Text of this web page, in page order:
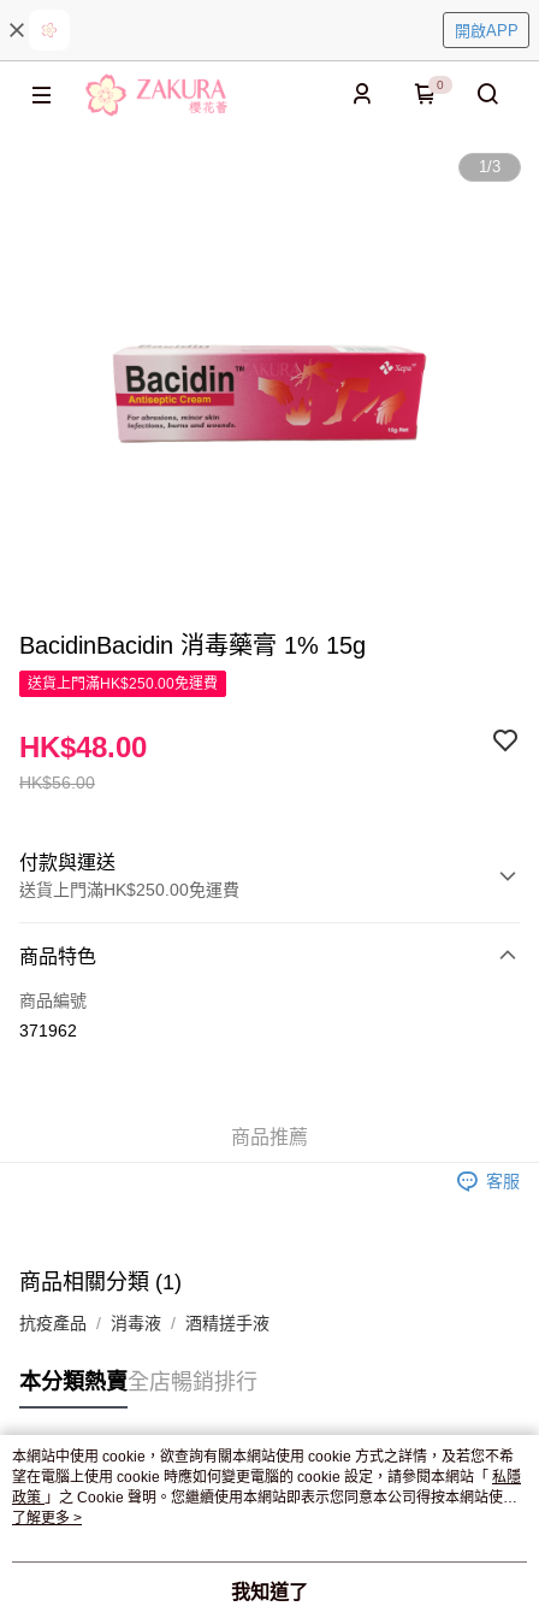
開啟APP
0
1/3
BacidinBacidin 消毒藥膏 1% 15g
送貨上門滿HK$250.00免運費
HK$56.00
HK$48.00
付款與運送
送貨上門滿HK$250.00免運費
信用卡
Apple Pay
付款後門市自取，訂單確認後2-4個工作天到店，7天內取。逾期後
商品特色
商品編號
371962
商品推薦
客服
商品相關分類 (1)
抗疫產品 消毒液 酒精搓手液
本分類熱賣全店暢銷排行
熱門標籤
熱銷排行
本網站中使用 cookie，欲查詢有關本網站使用 cookie 方式之詳情，及若您不希
望在電腦上使用 cookie 時應如何變更電腦的 cookie 設定，請參閱本網站「 私隱
政策 」之 Cookie 聲明。您繼續使用本網站即表示您同意本公司得按本網站使用
條款之 Cookie 聲明使用 cookie。
了解更多 >
我知道了